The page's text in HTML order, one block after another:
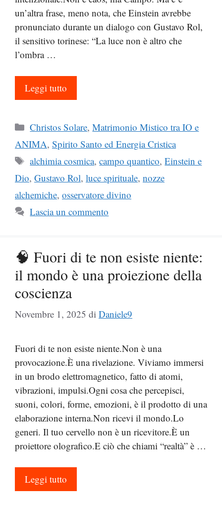
un’altra frase, meno nota, che Einstein avrebbe
pronunciato durante un dialogo con Gustavo Rol,
il sensitivo torinese: “La luce non è altro che
l’ombra …
Leggi tutto
Categorie
Christos Solare,Matrimonio Mistico tra IO e
ANIMA, Spirito Santo ed Energia Cristica
Tag
alchimia cosmica,campo quantico,Einstein e
Dio, Gustavo Rol, luce spirituale, nozze
alchemiche, osservatore divino
Lascia un commento
🧠 Fuori di te non esiste niente:
il mondo è una proiezione della
coscienza
Novembre 1, 2025 di Daniele9
Fuori di te non esiste niente.Non è una
provocazione.È una rivelazione. Viviamo immersi
in un brodo elettromagnetico, fatto di atomi,
vibrazioni, impulsi.Ogni cosa che percepisci,
suoni, colori, forme, emozioni, è il prodotto di una
elaborazione interna.Non ricevi il mondo.Lo
generi. Il tuo cervello non è un ricevitore.È un
proiettore olografico.E ciò che chiami “realtà” è …
Leggi tutto